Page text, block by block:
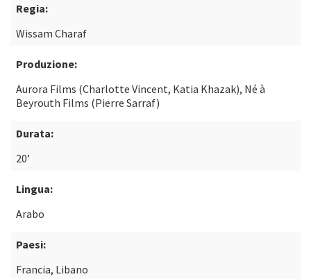
Regia:
Wissam Charaf
Produzione:
Aurora Films (Charlotte Vincent, Katia Khazak), Né à
Beyrouth Films (Pierre Sarraf)
Durata:
20’
Lingua:
Arabo
Paesi:
Francia, Libano